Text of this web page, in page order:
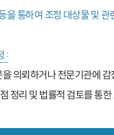
을 통하여 조정 대상물 및 관
:
의뢰하거나 전문기관에 감
정리 및 법률적 검토를 통